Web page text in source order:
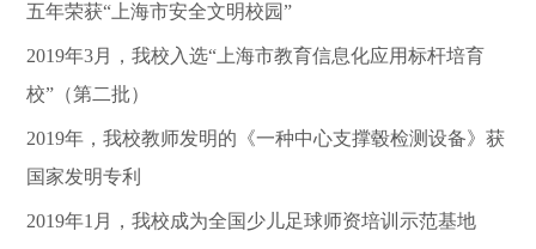
五年荣获“上海市安全文明校园”
2019年3月，我校入选“上海市教育信息化应用标杆培育
校”（第二批）
2019年，我校教师发明的《一种中心支撑毂检测设备》获
国家发明专利
2019年1月，我校成为全国少儿足球师资培训示范基地